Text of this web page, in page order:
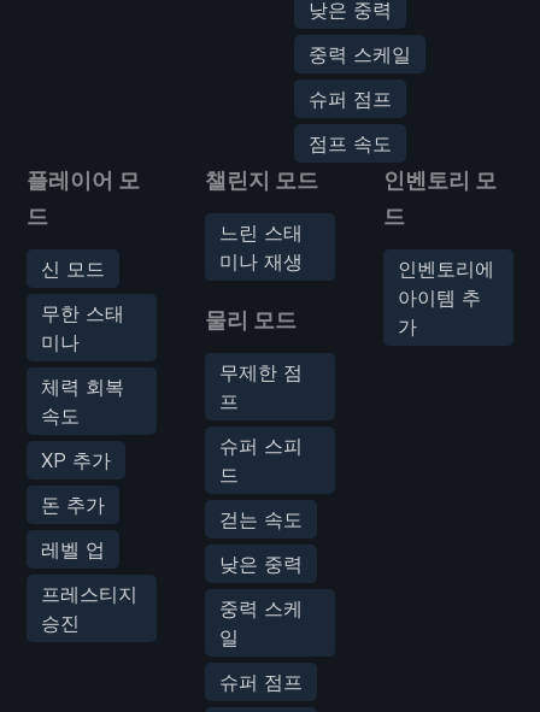
낮은 중력
중력 스케일
슈퍼 점프
점프 속도
플레이어 모
드
신 모드
무한 스태
미나
체력 회복
속도
XP 추가
돈 추가
레벨 업
프레스티지
승진
챌린지 모드
느린 스태
미나 재생
물리 모드
무제한 점
프
슈퍼 스피
드
걷는 속도
낮은 중력
중력 스케
일
슈퍼 점프
인벤토리 모
드
인벤토리에
아이템 추
가